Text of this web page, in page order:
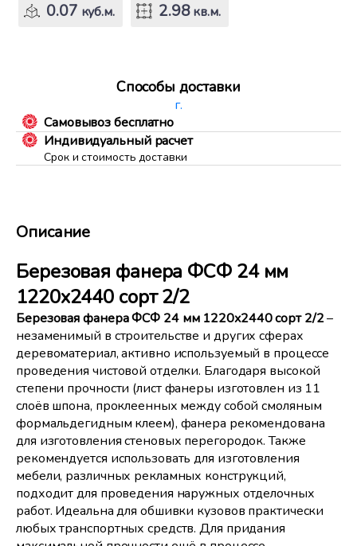
0.07 куб.м. 2.98кв.м.
Способы доставки
г.
Самовывоз бесплатно
Индивидуальный расчет
Срок и стоимость доставки
Описание
Березовая фанера ФСФ 24 мм
1220x2440 сорт 2/2
Березовая фанера ФСФ 24 мм 1220x2440 сорт 2/2–
незаменимый в строительстве и других сферах
деревоматериал, активно используемый в процессе
проведения чистовой отделки. Благодаря высокой
степени прочности (лист фанеры изготовлен из 11
слоёв шпона, проклеенных между собой смоляным
формальдегидным клеем), фанера рекомендована
для изготовления стеновых перегородок. Также
рекомендуется использовать для изготовления
мебели, различных рекламных конструкций,
подходит для проведения наружных отделочных
работ. Идеальна для обшивки кузовов практически
любых транспортных средств. Для придания